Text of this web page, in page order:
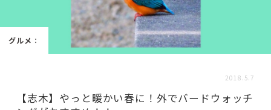
HAREL HAREL
活用事例
fleXe リノベ事例
グルメ ：
2018.5.7
【志木】やっと暖かい春に！外でバードウォッチ